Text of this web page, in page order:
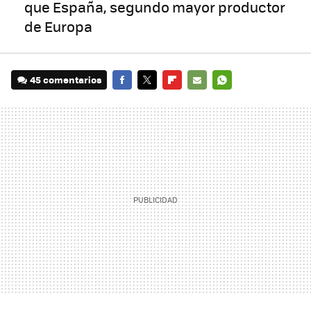
que España, segundo mayor productor
de Europa
45 comentarios
MAIL